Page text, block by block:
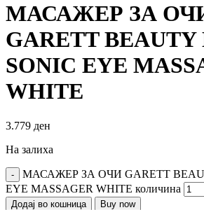
МАСАЖЕР ЗА
GARETT
SONIC EYE
WHITE
3.779 ден
На залиха
МАСАЖЕР ЗА ОЧИ GARETT
EYE MASSAGER WHITE количина
Додај во кошница Buy now